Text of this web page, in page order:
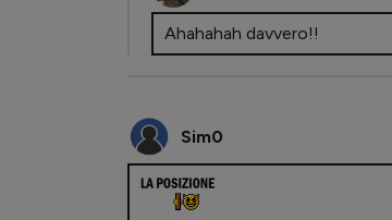
Ahahahah davvero!!
Sim0